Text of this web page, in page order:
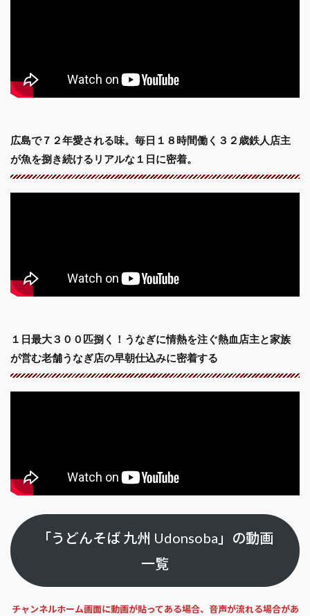
広島で７２年愛される味。毎日１８時間働く３２歳鉄人店主
が魚を捌き続けるリアルな１日に密着。
１日最大３００匹捌く！うなぎに情熱を注ぐ熱血店主と家族
が営む老舗うなぎ店の早朝仕込みに密着する
「うどんそば 九州 Udonsoba」の動画
一覧
チャンネルホーム画面に動画が貼ってある場合、音声が流れる場合があ